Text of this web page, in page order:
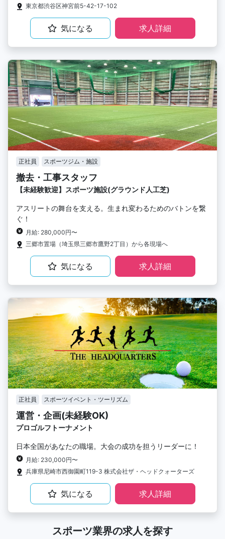
東京都渋谷区神宮前5-42-17-102
気になる 求人詳細
正社員 スポーツジム・施設
撤去・工事スタッフ
【未経験歓迎】スポーツ施設(グラウンド人工芝)
アスリートの舞台を支える。生まれ変わるためのバトンを繋
ぐ！
月給: 280,000円〜
三郷市置場（埼玉県三郷市鷹野2丁目）から各現場へ
気になる 求人詳細
正社員 スポーツイベント・ツーリズム
運営・企画(未経験OK)
プロゴルフトーナメント
日本全国があなたの職場。大会の成功を担うリーダーに！
月給: 230,000円〜
兵庫県尼崎市西御園町119-3 株式会社ザ・ヘッドクォーターズ
気になる 求人詳細
スポーツ業界の求人を探す